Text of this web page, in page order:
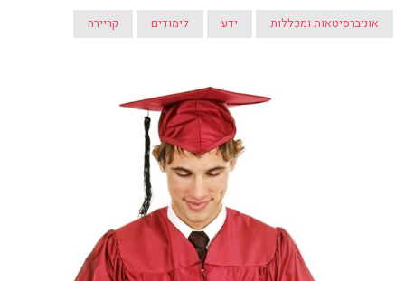
אוניברסיטאות ומכללות ידע לימודים קריירה